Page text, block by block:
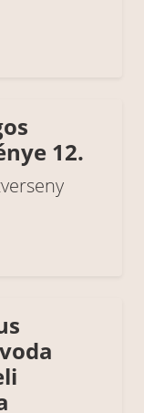
12.